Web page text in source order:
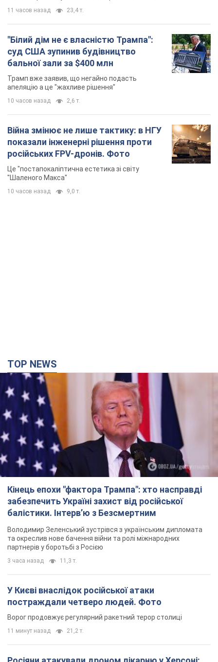
показали інженерні рішення проти
"Шаленого Макса"
10 часов назад 9,0 т.
забезпечить Україні захист від російської
балістики. Інтерв’ю з Безсмертним
Володимир Зеленський зустрівся з українським дипломата
та окреслив нове бачення війни та ролі міжнародних
партнерів у боротьбі з Росією
3 часа назад
У Києві внаслідок російської атаки
постраждали четверо людей. Фото
11 минут назад 21,2 т.
Росіяни атакували дроном лікарню у Херсоні:
постраждали медпрацівниці
Загалом постраждали чотири жінки – і вони не єдині поранені
за добу
9 часов назад 4,3 т.